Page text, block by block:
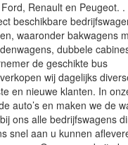
Renault en Peugeot. .
beschikbare
waaronder bakwagens
dubbele
de geschikte bus
wij dagelijks
en nieuwe klanten. In
auto’s en maken we de
ons alle bedrijfswagens
snel aan u kunnen